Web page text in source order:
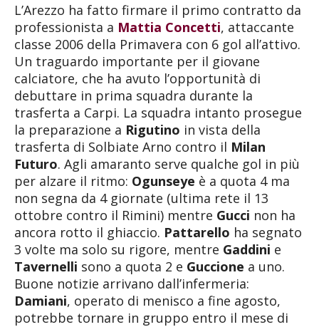
L’Arezzo ha fatto firmare il primo contratto da
professionista a Mattia Concetti, attaccante
classe 2006 della Primavera con 6 gol all’attivo.
Un traguardo importante per il giovane
calciatore, che ha avuto l’opportunità di
debuttare in prima squadra durante la
trasferta a Carpi. La squadra intanto prosegue
la preparazione a Rigutino in vista della
trasferta di Solbiate Arno contro il Milan
Futuro. Agli amaranto serve qualche gol in più
per alzare il ritmo: Ogunseye è a quota 4 ma
non segna da 4 giornate (ultima rete il 13
ottobre contro il Rimini) mentre Gucci non ha
ancora rotto il ghiaccio. Pattarello ha segnato
3 volte ma solo su rigore, mentre Gaddini e
Tavernelli sono a quota 2 e Guccione a uno.
Buone notizie arrivano dall’infermeria:
Damiani, operato di menisco a fine agosto,
potrebbe tornare in gruppo entro il mese di